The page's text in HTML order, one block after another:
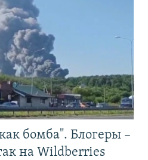
бомба". Блогеры –
на Wildberries